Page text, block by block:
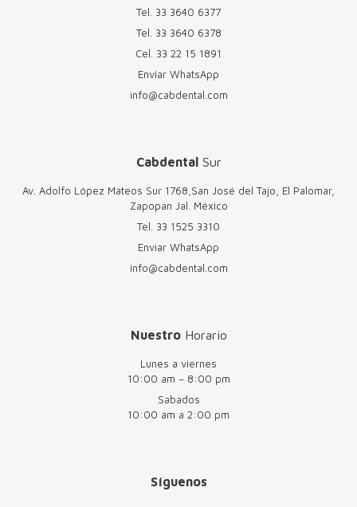
Tel. 33 3640 6377
Tel. 33 3640 6378
Cel. 33 22 15 1891
Enviar WhatsApp
info@cabdental.com
CabdentalSur
Av. Adolfo López Mateos Sur 1768,San José del Tajo, El Palomar,
Zapopan Jal. México
Tel. 33 1525 3310
Enviar WhatsApp
info@cabdental.com
NuestroHorario
Lunes a viernes
10:00 am – 8:00 pm
Sabados
10:00 am a 2:00 pm
Síguenos